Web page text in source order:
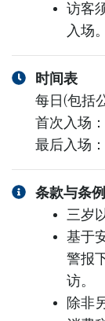
访客
入场。
时间表
每日(包括
首次入场
最后入场
条款与条例
三岁
基于
警报
访。
除非